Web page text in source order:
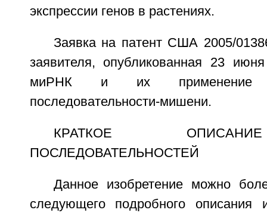
экспрессии генов в растениях.
Заявка на патент США 2005/
заявителя, опубликованная 23
миРНК и их применение
последовательности-мишени.
КРАТКОЕ
ПОСЛЕДОВАТЕЛЬНОСТЕЙ
Данное изобретение можно
следующего подробного описания